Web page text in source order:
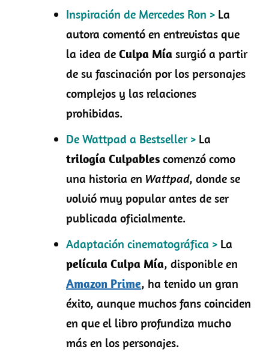
Inspiración de Mercedes Ron > La
autora comentó en entrevistas que
la idea de Culpa Mía surgió a partir
de su fascinación por los personajes
complejos y las relaciones
prohibidas.
De Wattpad a Bestseller > La
trilogía Culpables comenzó como
una historia en Wattpad, donde se
volvió muy popular antes de ser
publicada oficialmente.
Adaptación cinematográfica > La
película Culpa Mía, disponible en
Amazon Prime, ha tenido un gran
éxito, aunque muchos fans coinciden
en que el libro profundiza mucho
más en los personajes.